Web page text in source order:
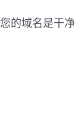
的域名是干净